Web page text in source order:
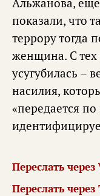
показали, что
террору тогда
женщина. С
усугубилась –
насилия,
«передается
Переслать
Переслать через